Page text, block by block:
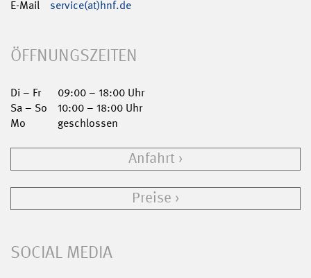
E-Mail
service(at)hnf.de
ÖFFNUNGSZEITEN
Di – Fr
09:00 – 18:00 Uhr
Sa – So
10:00 – 18:00 Uhr
Mo
geschlossen
Anfahrt
Preise
SOCIAL MEDIA